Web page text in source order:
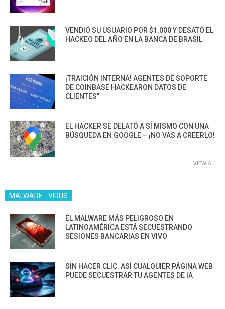
VENDIÓ SU USUARIO POR $1.000 Y DESATÓ EL
HACKEO DEL AÑO EN LA BANCA DE BRASIL
¡TRAICIÓN INTERNA! AGENTES DE SOPORTE
DE COINBASE HACKEARON DATOS DE
CLIENTES”
EL HACKER SE DELATÓ A SÍ MISMO CON UNA
BÚSQUEDA EN GOOGLE – ¡NO VAS A CREERLO!
VIEW ALL
MALWARE - VIRUS
EL MALWARE MÁS PELIGROSO EN
LATINOAMÉRICA ESTÁ SECUESTRANDO
SESIONES BANCARIAS EN VIVO
SIN HACER CLIC: ASÍ CUALQUIER PÁGINA WEB
PUEDE SECUESTRAR TU AGENTES DE IA